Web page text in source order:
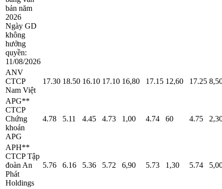
bản năm
2026
Ngày GD
không
hưởng
quyền:
11/08/2026
ANV
CTCP
Nam Việt
17.30 18.50 16.10 17.10 16,80 17.15 12,60 17.25
APG**
CTCP
Chứng
khoán
APG
4.78 5.11 4.45 4.73 1,00 4.74 60 4.75
APH**
CTCP Tập
đoàn An
Phát
Holdings
5.76 6.16 5.36 5.72 6,90 5.73 1,30 5.74